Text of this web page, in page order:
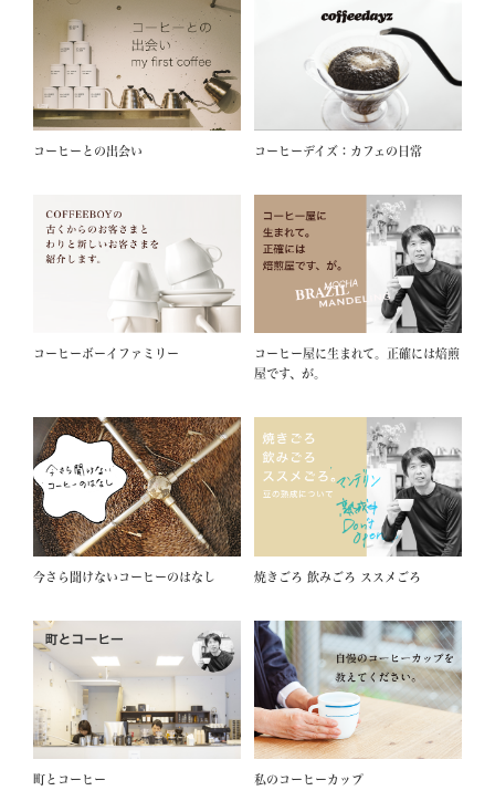
コーヒーとの出会い コーヒーデイズ：カフェの日常
コーヒーボーイファミリー
コーヒー屋に生まれて。正確には焙煎
屋です、が。
今さら聞けないコーヒーのはなし 焼きごろ 飲みごろ ススメごろ
町とコーヒー 私のコーヒーカップ